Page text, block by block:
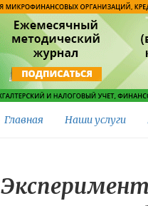
Главная Наши услуги